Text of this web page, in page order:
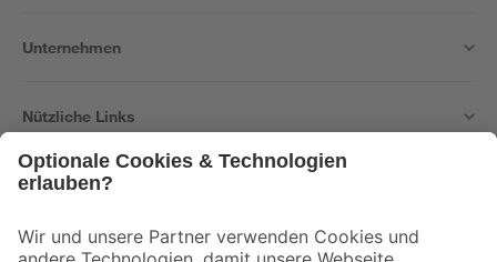
Unternehmen
Nützliche Links
Der toom Newsletter: Keine Angebote und Aktionen mehr verpassen!